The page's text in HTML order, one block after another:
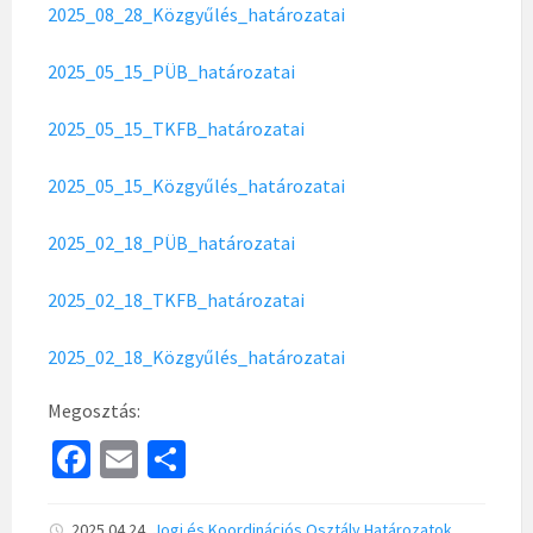
2025_08_28_Közgyűlés_határozatai
2025_05_15_PÜB_határozatai
2025_05_15_TKFB_határozatai
2025_05_15_Közgyűlés_határozatai
2025_02_18_PÜB_határozatai
2025_02_18_TKFB_határozatai
2025_02_18_Közgyűlés_határozatai
Megosztás:
Fa E